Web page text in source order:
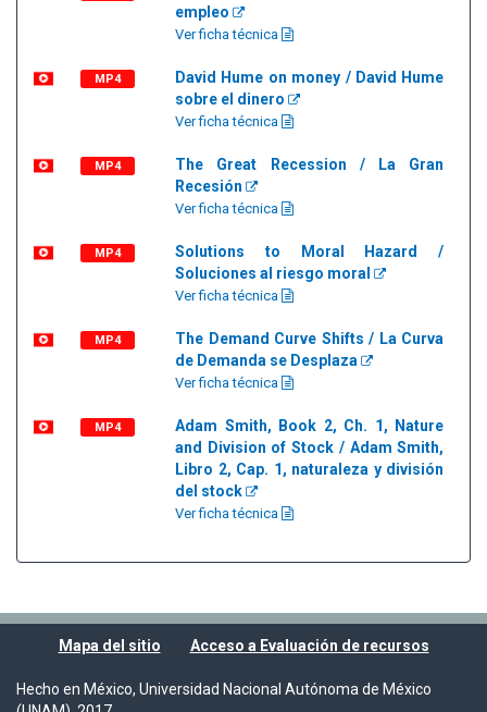
empleo
Ver ficha técnica
MP4
David Hume on money / David Hume
sobre el dinero
Ver ficha técnica
MP4
The Great Recession / La Gran
Recesión
Ver ficha técnica
MP4
Solutions to Moral Hazard /
Soluciones al riesgo moral
Ver ficha técnica
MP4
The Demand Curve Shifts / La Curva
de Demanda se Desplaza
Ver ficha técnica
MP4
Adam Smith, Book 2, Ch. 1, Nature
and Division of Stock / Adam Smith,
Libro 2, Cap. 1, naturaleza y división
del stock
Ver ficha técnica
Mapa del sitio Acceso a Evaluación de recursos
Hecho en México, Universidad Nacional Autónoma de México